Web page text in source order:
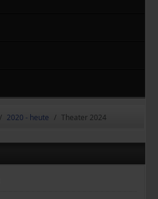
2020 - heute Theater 2024